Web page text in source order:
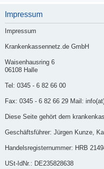
Impressum
Impressum
Krankenkassennetz.de GmbH
Waisenhausring 6
06108 Halle
Tel: 0345 - 6 82 66 00
Fax: 0345 - 6 82 66 29 Mail:
Diese Seite gehört dem
Geschäftsführer: Jürgen Kunze,
Handelsregisternummer: HRB
USt-IdNr.: DE235828638